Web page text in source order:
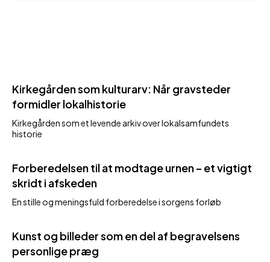
Kirkegården som kulturarv: Når gravsteder
formidler lokalhistorie
Kirkegården som et levende arkiv over lokalsamfundets
historie
Forberedelsen til at modtage urnen – et vigtigt
skridt i afskeden
En stille og meningsfuld forberedelse i sorgens forløb
Kunst og billeder som en del af begravelsens
personlige præg